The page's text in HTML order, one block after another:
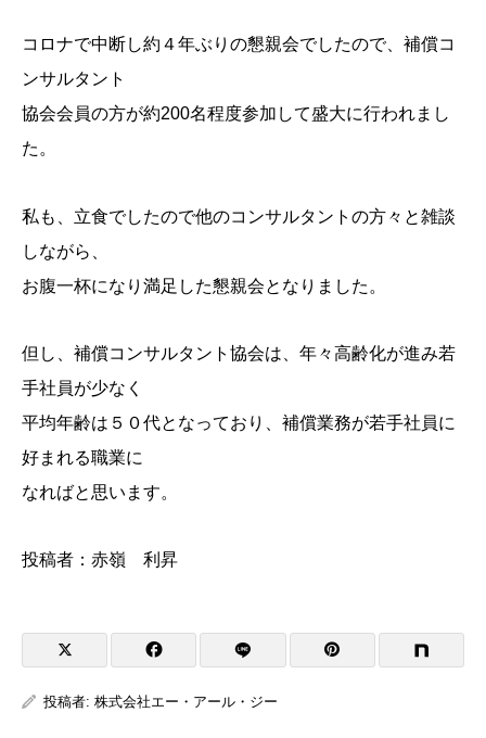
コロナで中断し約４年ぶりの懇親会でしたので、補償コ
ンサルタント
協会会員の方が約200名程度参加して盛大に行われまし
た。
私も、立食でしたので他のコンサルタントの方々と雑談
しながら、
お腹一杯になり満足した懇親会となりました。
但し、補償コンサルタント協会は、年々高齢化が進み若
手社員が少なく
平均年齢は５０代となっており、補償業務が若手社員に
好まれる職業に
なればと思います。
投稿者：赤嶺 利昇
投稿者: 株式会社エー・アール・ジー